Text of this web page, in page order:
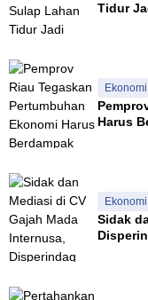
Tidur
Ekonomi
Harus
Ekonomi
Sidak